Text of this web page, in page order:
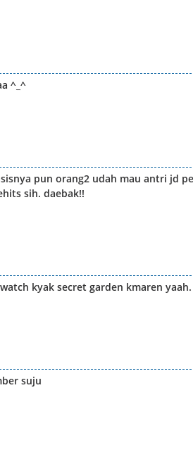
^_^
pun orang2 udah mau antri jd
sih. daebak!!
kyak secret garden kmaren yaah.
suju